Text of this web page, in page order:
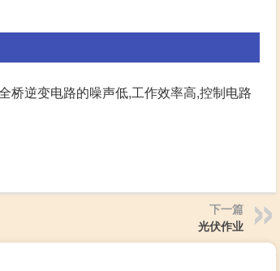
桥逆变电路的噪声低,工作效率高,控制电路
下一篇
光伏作业